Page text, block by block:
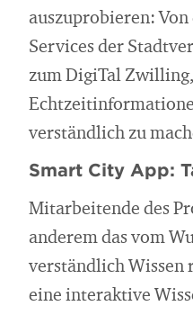
auszuprobieren:
Services der
zum DigiTal
verständlich zu
Smart City App:
Mitarbeitende des
anderem das vom
verständlich Wissen
eine interaktive